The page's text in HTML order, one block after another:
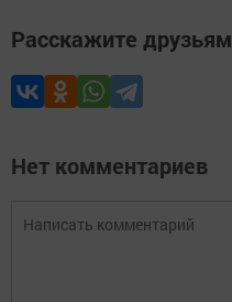
Расскажите друзьям
Нет комментариев